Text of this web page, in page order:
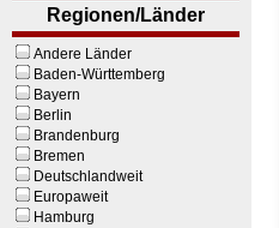
Regionen/Länder
Andere Länder
Baden-Württemberg
Bayern
Berlin
Brandenburg
Bremen
Deutschlandweit
Europaweit
Hamburg